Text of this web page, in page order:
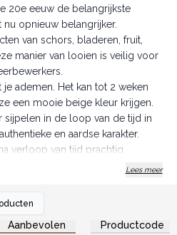
20e eeuw de belangrijkste
opnieuw belangrijker.
van schors, bladeren, fruit,
manier van looien is veilig voor
ademen. Het kan tot 2 weken
een mooie beige kleur krijgen.
sijpelen in de loop van de tijd in
en aardse karakter.
verloop van tijd prachtig
onze handgemaakte lederen
* Handgemaakt *
voor de Groothandel.
Lees meer
Aanbevolen Productcode
Log in of registreer u voor
groothandelsprijzen.